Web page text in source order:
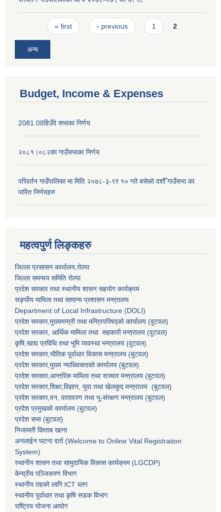
Pages« first ‹ previous 1 2
अन्य
Budget, Income & Expenses
2081.08हिउँदे सभाका निर्णय
२०८१।०८२का गाउँसभाका निर्णय
परिवर्तन गाउँपालिका मा मिति २०७८-३-९र १० गते बसेकाे दशौँ गाउँसभा का
पारित निर्णयहरु
महत्वपुर्ण लिङ्कहरु
जिल्ला प्रसासन कार्यालय,राेल्पा
जिल्ला समन्वय समिति रोल्पा
प्रदेश सरकार तथा स्थानीय शासन सहयाेग कार्यक्रम
सङ्‍घीय मामिला तथा सामान्य प्रशासन मन्त्रालय
Department of Local Infrastructure (DOLI)
प्रदेश सरकार,मुख्यमन्त्री तथा मन्त्रिपरिषद्को कार्यालय (वुटवल)
प्रदेश सरकार, आर्थिक मामिला तथा सहकारी मन्त्रालय (वुटवल)
कृषि,खाद्य प्रविधि तथा भूमि व्यवस्था मन्त्रालय (वुटवल)
प्रदेश सरकार,भाैतिक पूर्वाधार विकास मन्त्रालय (बुटवल)
प्रदेश सरकार,मुख्य न्याधिवक्ताकाे कार्यालय (बुटवल)
प्रदेश सरकार,आन्तरिक मामिला तथा सञ्चार मन्त्रालय (बुटवल)
प्रदेश सरकार,शिक्षा,विज्ञान, युवा तथा खेलकुद मन्त्रालय (बुटवल)
प्रदेश सरकार,वन, वातावरण तथा भू-संरक्षण मन्त्रालय (बुटवल)
प्रदेश प्रमुखकाे कार्यालय (बुटवल)
प्रदेश सभा (बुटवल)
निजामती किताब खाना
अनलाईन घटना दर्ता (Welcome to Online Vital Registration
System)
स्थानीय शासन तथा सामुदायिक विकास कार्यक्रम (LGCDP)
केन्द्रीय पञ्जिकरण विभाग
स्थानीय तहको लागि ICT ब्लग
स्थानीय पूर्वाधार तथा कृषि सडक विभाग
राष्ट्रिय योजना आयोग